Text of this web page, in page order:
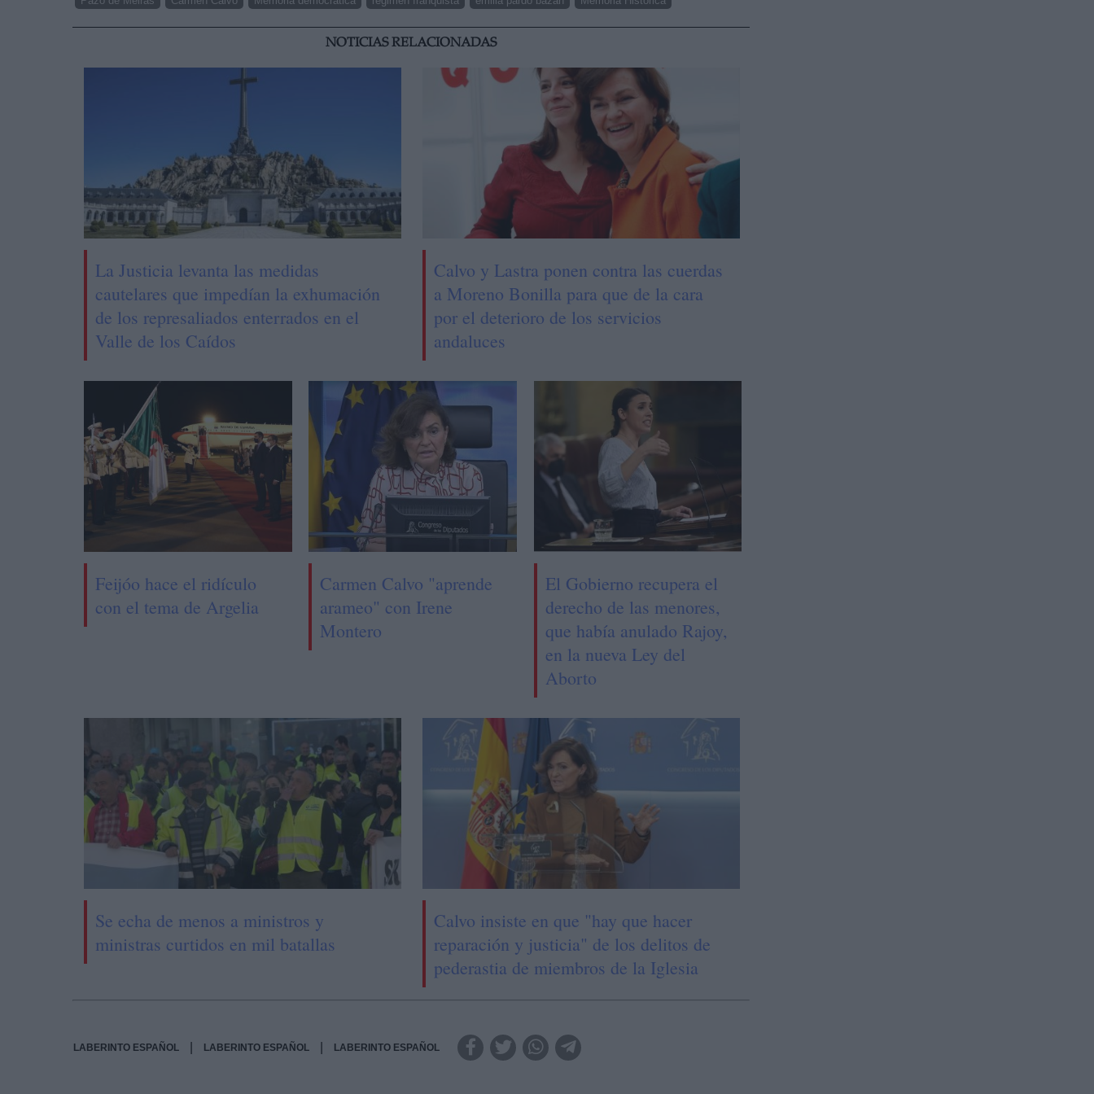
NOTICIAS RELACIONADAS
La Justicia levanta las medidas
cautelares que impedían la exhumación
de los represaliados enterrados en el
Valle de los Caídos
Calvo y Lastra ponen contra las cuerdas
a Moreno Bonilla para que de la cara
por el deterioro de los servicios
andaluces
Feijóo hace el ridículo
con el tema de Argelia
Carmen Calvo "aprende
arameo" con Irene
Montero
El Gobierno recupera el
derecho de las menores,
que había anulado Rajoy,
en la nueva Ley del
Aborto
Se echa de menos a ministros y
ministras curtidos en mil batallas
Calvo insiste en que "hay que hacer
reparación y justicia" de los delitos de
pederastia de miembros de la Iglesia
LABERINTO ESPAÑOL LABERINTO ESPAÑOL LABERINTO ESPAÑOL